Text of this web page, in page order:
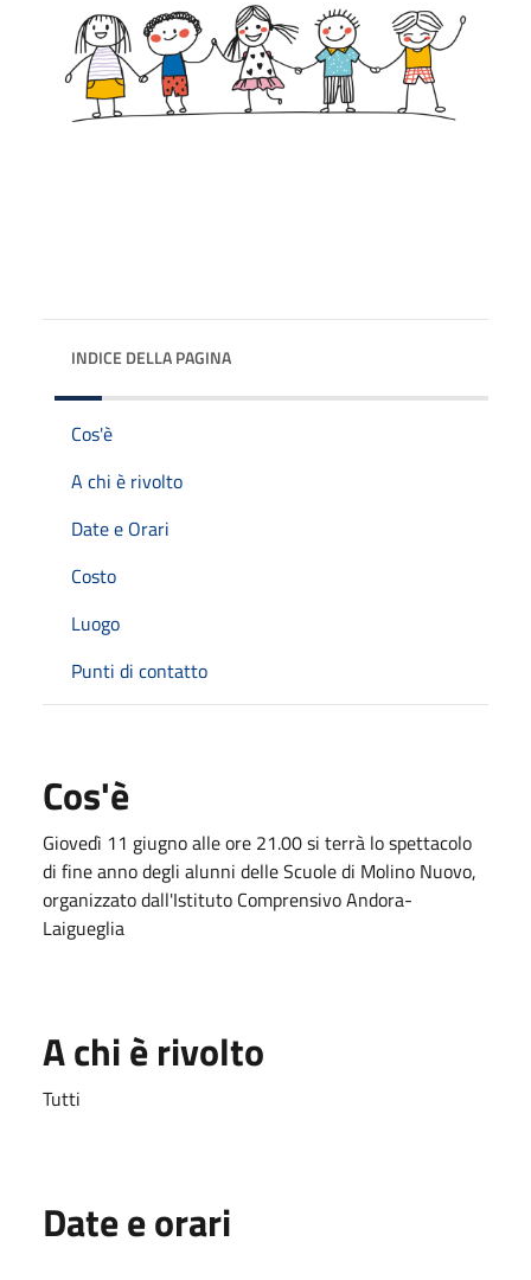
INDICE DELLA PAGINA
Cos'è
A chi è rivolto
Date e Orari
Costo
Luogo
Punti di contatto
Cos'è
Giovedì 11 giugno alle ore 21.00 si terrà lo spettacolo
di fine anno degli alunni delle Scuole di Molino Nuovo,
organizzato dall'Istituto Comprensivo Andora-
Laigueglia
A chi è rivolto
Tutti
Date e orari